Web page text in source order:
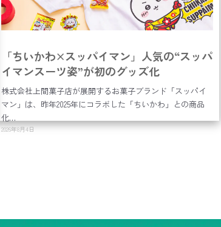
「ちいかわ×スッパイマン」人気の“スッパ
イマンスーツ姿”が初のグッズ化
株式会社上間菓子店が展開するお菓子ブランド「スッパイ
マン」は、昨年2025年にコラボした「ちいかわ」との商品
化…
2026年8月4日